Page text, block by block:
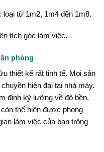
loại từ 1m2, 1m4 đến 1m8.
tích góc làm việc.
phòng
thiết kế rất tinh tế. Mọi sản
hiện đại tại nhà máy.
định kỹ lưỡng về độ bền.
thể hiện được phong
làm việc của bạn trông